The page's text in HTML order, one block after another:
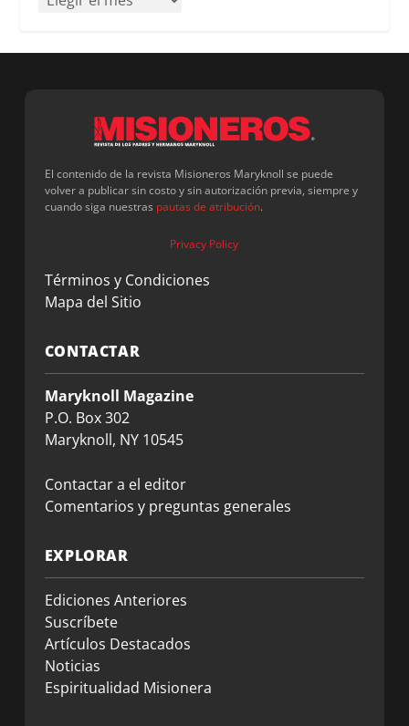
El contenido de la revista Misioneros Maryknoll se puede
volver a publicar sin costo y sin autorización previa, siempre y
cuando siga nuestras pautas de atribución.
Privacy Policy
Términos y Condiciones
Mapa del Sitio
CONTACTAR
Maryknoll Magazine
P.O. Box 302
Maryknoll, NY 10545
Contactar a el editor
Comentarios y preguntas generales
EXPLORAR
Ediciones Anteriores
Suscríbete
Artículos Destacados
Noticias
Espiritualidad Misionera